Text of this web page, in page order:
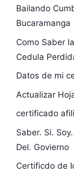
Bailando
Bucaramanga
Como Saber
Cedula
Datos de mi
Actualizar
certificado
Saber. Si.
Del. Govierno
Certificdo de